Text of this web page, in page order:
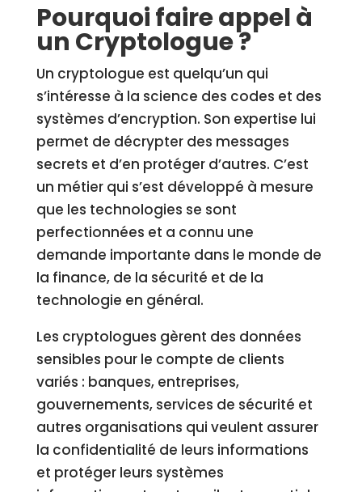
Pourquoi faire appel à
un Cryptologue ?
Un cryptologue est quelqu’un qui
s’intéresse à la science des codes et des
systèmes d’encryption. Son expertise lui
permet de décrypter des messages
secrets et d’en protéger d’autres. C’est
un métier qui s’est développé à mesure
que les technologies se sont
perfectionnées et a connu une
demande importante dans le monde de
la finance, de la sécurité et de la
technologie en général.
Les cryptologues gèrent des données
sensibles pour le compte de clients
variés : banques, entreprises,
gouvernements, services de sécurité et
autres organisations qui veulent assurer
la confidentialité de leurs informations
et protéger leurs systèmes